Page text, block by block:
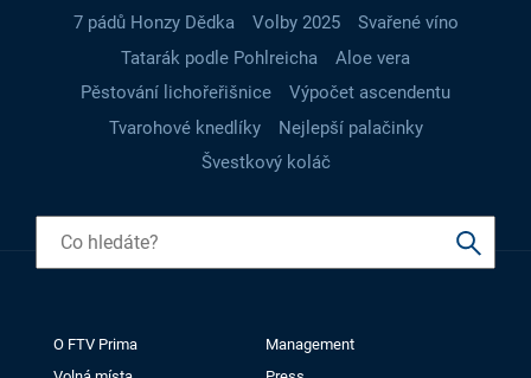
7 pádů Honzy Dědka
Volby 2025
Svařené víno
Tatarák podle Pohlreicha
Aloe vera
Pěstování lichořeřišnice
Výpočet ascendentu
Tvarohové knedlíky
Nejlepší palačinky
Švestkový koláč
O FTV Prima
Management